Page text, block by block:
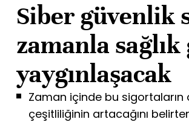
Siber güvenlik
zamanla
yaygınlaşacak
Zaman içinde bu sigortaların
çeşitliliğinin artacağını